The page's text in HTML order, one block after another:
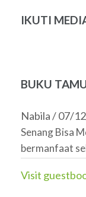
IKUTI
BUKU
Nabila/07/
Senang Bisa
bermanfaat
Visit